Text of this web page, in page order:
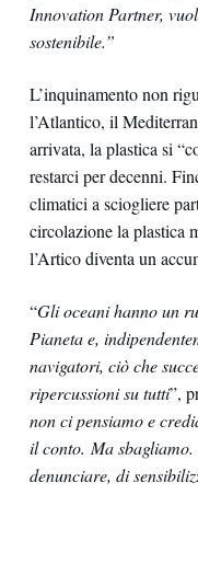
Innovation Partner,
sostenibile.”
L’inquinamento non
l’Atlantico, il
arrivata, la plastica si
restarci per decenni.
climatici a sciogliere
circolazione la plastica
l’Artico diventa un
“Gli oceani hanno un
Pianeta e,
navigatori, ciò che
ripercussioni su tutti”,
non ci pensiamo e
il conto. Ma
denunciare, di